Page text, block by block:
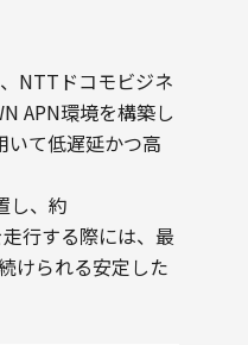
NTTドコモビジネ
APN環境を構築し
て低遅延かつ高
し、約
行する際には、最
けられる安定した